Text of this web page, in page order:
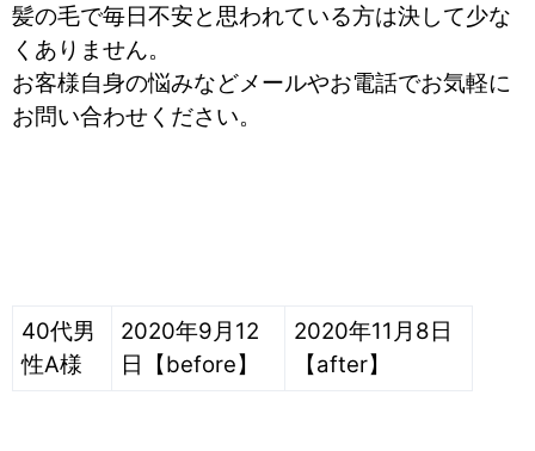
髪の毛で毎日不安と思われている方は決して少な
くありません。
お客様自身の悩みなどメールやお電話でお気軽に
お問い合わせください。
40代男
性A様
2020年9月12
日【before】
2020年11月8日
【after】